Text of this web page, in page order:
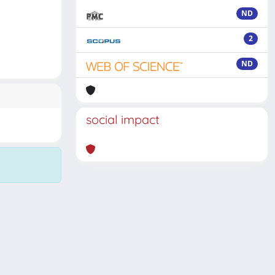
ND
2
ND
social impact